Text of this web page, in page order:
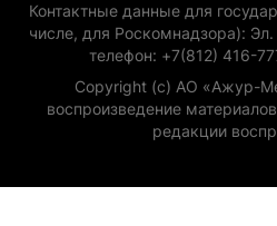
Контактные данные для
числе, для Роскомнадзора):
телефон: +7(812) 416-
Copyright (с) АО «Ажур-
воспроизведение
редакции